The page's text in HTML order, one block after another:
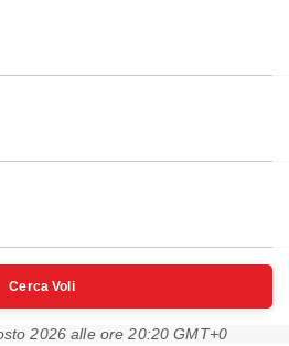
Cerca Voli
2026 alle ore 20:20 GMT+0